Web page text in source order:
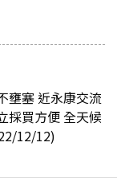
壅塞 近永康交流
採買方便 全天候
12/12)